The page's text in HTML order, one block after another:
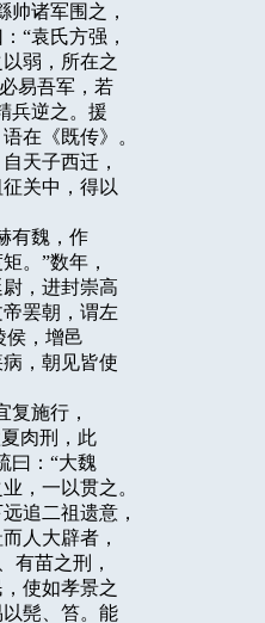
诸军围之，
“袁氏方强，
弱，所在之
易吾军，若
兵逆之。援
在《既传》。
天子西迁，
关中，得以
有魏，作
。”数年，
，进封崇高
罢朝，谓左
侯，增邑
，朝见皆使
复施行，
肉刑，此
曰：“大魏
，一以贯之。
追二祖遗意，
人大辟者，
有苗之刑，
使如孝景之
髡、笞。能